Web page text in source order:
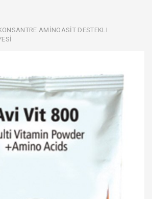
AMİNOASİT DESTEKLI